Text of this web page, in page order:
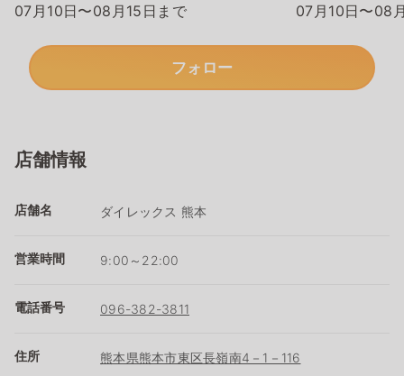
07月10日〜08月15日まで 07月10日〜08
フォロー
店舗情報
店舗名 ダイレックス 熊本
営業時間 9:00～22:00
電話番号 096-382-3811
住所 熊本県熊本市東区長嶺南4－1－116